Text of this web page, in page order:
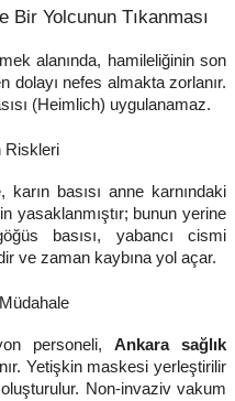
Bir Yolcunun Tıkanması
alanında, hamileliğinin son
dolayı nefes almakta zorlanır.
(Heimlich) uygulanamaz.
Riskleri
basısı anne karnındaki
yasaklanmıştır; bunun yerine
basısı, yabancı cismi
ve zaman kaybına yol açar.
personeli, Ankara sağlık
Yetişkin maskesi yerleştirilir
Non-invaziv vakum